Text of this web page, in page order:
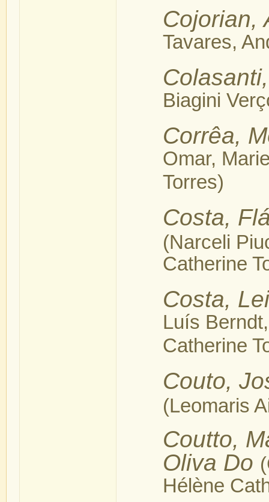
Cojorian,
Tavares,
Biagini
Corrêa,
Omar,
Torres)
Costa,
(Narceli
Catherine
Costa,
Luís
Catherine
Couto,
(Leomaris
Coutto,
Oliva Do
Hélène